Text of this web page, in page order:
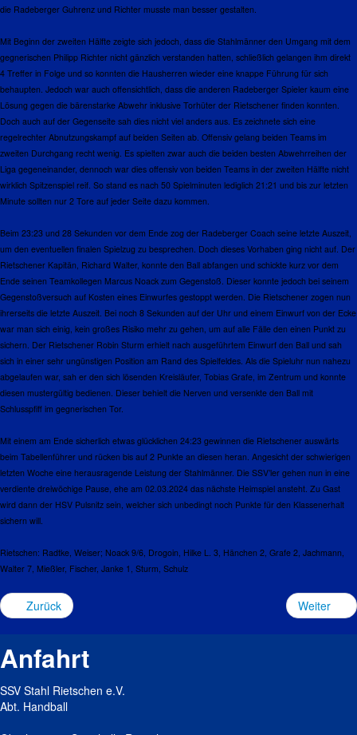
die Radeberger Guhrenz und Richter musste man besser gestalten.
Mit Beginn der zweiten Hälfte zeigte sich jedoch, dass die Stahlmänner den Umgang mit dem
gegnerischen Philipp Richter nicht gänzlich verstanden hatten, schließlich gelangen ihm direkt
4 Treffer in Folge und so konnten die Hausherren wieder eine knappe Führung für sich
behaupten. Jedoch war auch offensichtlich, dass die anderen Radeberger Spieler kaum eine
Lösung gegen die bärenstarke Abwehr inklusive Torhüter der Rietschener finden konnten.
Doch auch auf der Gegenseite sah dies nicht viel anders aus. Es zeichnete sich eine
regelrechter Abnutzungskampf auf beiden Seiten ab. Offensiv gelang beiden Teams im
zweiten Durchgang recht wenig. Es spielten zwar auch die beiden besten Abwehrreihen der
Liga gegeneinander, dennoch war dies offensiv von beiden Teams in der zweiten Hälfte nicht
wirklich Spitzenspiel reif. So stand es nach 50 Spielminuten lediglich 21:21 und bis zur letzten
Minute sollten nur 2 Tore auf jeder Seite dazu kommen.
Beim 23:23 und 28 Sekunden vor dem Ende zog der Radeberger Coach seine letzte Auszeit,
um den eventuellen finalen Spielzug zu besprechen. Doch dieses Vorhaben ging nicht auf. Der
Rietschener Kapitän, Richard Walter, konnte den Ball abfangen und schickte kurz vor dem
Ende seinen Teamkollegen Marcus Noack zum Gegenstoß. Dieser konnte jedoch bei seinem
Gegenstoßversuch auf Kosten eines Einwurfes gestoppt werden. Die Rietschener zogen nun
ihrerseits die letzte Auszeit. Bei noch 8 Sekunden auf der Uhr und einem Einwurf von der Ecke
war man sich einig, kein großes Risiko mehr zu gehen, um auf alle Fälle den einen Punkt zu
sichern. Der Rietschener Robin Sturm erhielt nach ausgeführtem Einwurf den Ball und sah
sich in einer sehr ungünstigen Position am Rand des Spielfeldes. Als die Spieluhr nun nahezu
abgelaufen war, sah er den sich lösenden Kreisläufer, Tobias Grafe, im Zentrum und konnte
diesen mustergültig bedienen. Dieser behielt die Nerven und versenkte den Ball mit
Schlusspfiff im gegnerischen Tor.
Mit einem am Ende sicherlich etwas glücklichen 24:23 gewinnen die Rietschener auswärts
beim Tabellenführer und rücken bis auf 2 Punkte an diesen heran. Angesicht der schwierigen
letzten Woche eine herausragende Leistung der Stahlmänner. Die SSV’ler gehen nun in eine
verdiente dreiwöchige Pause, ehe am 02.03.2024 das nächste Heimspiel ansteht. Zu Gast
wird dann der HSV Pulsnitz sein, welcher sich unbedingt noch Punkte für den Klassenerhalt
sichern will.
Rietschen: Radtke, Weiser; Noack 9/6, Drogoin, Hilke L. 3, Hänchen 2, Grafe 2, Jachmann,
Walter 7, Mießler, Fischer, Janke 1, Sturm, Schulz
Zurück Weiter
Anfahrt
SSV Stahl Rietschen e.V.
Abt. Handball